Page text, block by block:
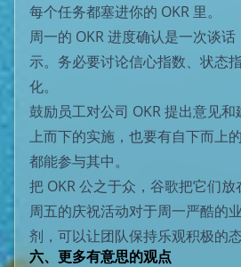
每个任务都塞进你的 OKR 里。
周一的 OKR 进度确认是一次谈
示。务必要讨论信心指数、状态
化。
鼓励员工对公司 OKR 提出意见和
上而下的实施，也要有自下而上
都能参与其中。
把 OKR 公之于众，谷歌把它们放
周五的庆祝活动对于周一严酷的
剂，可以让团队保持乐观积极的态
六、更多有意思的观点